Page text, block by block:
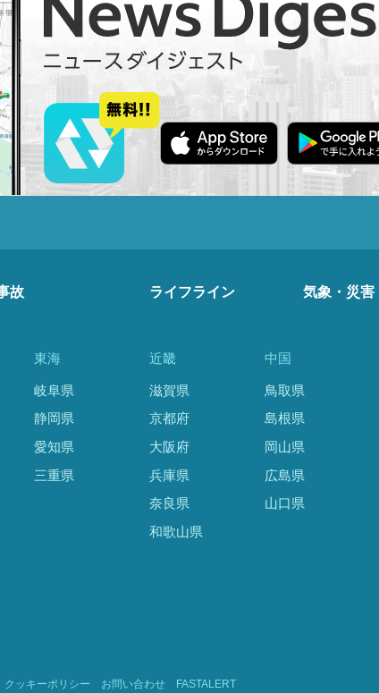
故 ライフライン 気象・災害
東海
岐阜県
静岡県
愛知県
三重県
近畿
滋賀県
京都府
大阪府
兵庫県
奈良県
和歌山県
中国
鳥取県
島根県
岡山県
広島県
山口県
クッキーポリシー お問い合わせ FASTALERT